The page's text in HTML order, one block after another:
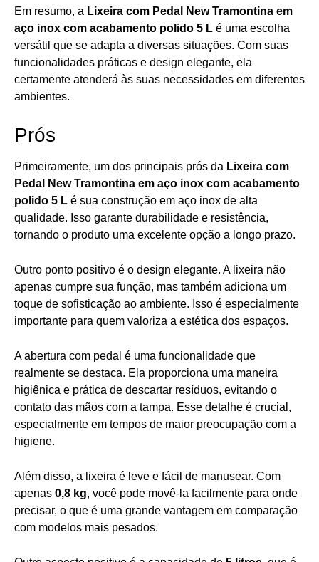
Em resumo, a Lixeira com Pedal New Tramontina em
aço inox com acabamento polido 5 L é uma escolha
versátil que se adapta a diversas situações. Com suas
funcionalidades práticas e design elegante, ela
certamente atenderá às suas necessidades em diferentes
ambientes.
Prós
Primeiramente, um dos principais prós da Lixeira com
Pedal New Tramontina em aço inox com acabamento
polido 5 L é sua construção em aço inox de alta
qualidade. Isso garante durabilidade e resistência,
tornando o produto uma excelente opção a longo prazo.
Outro ponto positivo é o design elegante. A lixeira não
apenas cumpre sua função, mas também adiciona um
toque de sofisticação ao ambiente. Isso é especialmente
importante para quem valoriza a estética dos espaços.
A abertura com pedal é uma funcionalidade que
realmente se destaca. Ela proporciona uma maneira
higiênica e prática de descartar resíduos, evitando o
contato das mãos com a tampa. Esse detalhe é crucial,
especialmente em tempos de maior preocupação com a
higiene.
Além disso, a lixeira é leve e fácil de manusear. Com
apenas 0,8 kg, você pode movê-la facilmente para onde
precisar, o que é uma grande vantagem em comparação
com modelos mais pesados.